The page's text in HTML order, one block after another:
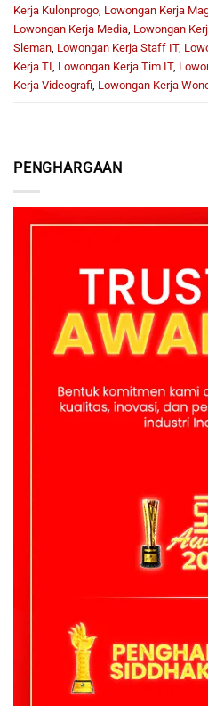
PENGHARGAAN
Kerja Kulonprogo, Lowongan Kerja
Lowongan Kerja Media, Lowongan
Sleman, Lowongan Kerja Staff IT,
Kerja TI, Lowongan Kerja Tim IT,
Kerja Videografi, Lowongan Kerja